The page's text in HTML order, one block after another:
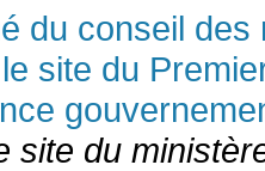
du conseil des
site du
site du